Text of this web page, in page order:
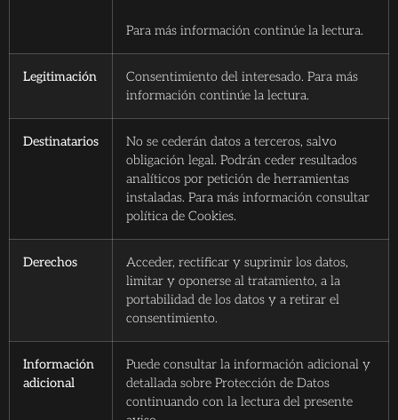
Para más información continúe la lectura.
Legitimación
Consentimiento del interesado. Para más
información continúe la lectura.
Destinatarios
No se cederán datos a terceros, salvo
obligación legal. Podrán ceder resultados
analíticos por petición de herramientas
instaladas. Para más información consultar
política de Cookies.
Derechos
Acceder, rectificar y suprimir los datos,
limitar y oponerse al tratamiento, a la
portabilidad de los datos y a retirar el
consentimiento.
Información
adicional
Puede consultar la información adicional y
detallada sobre Protección de Datos
continuando con la lectura del presente